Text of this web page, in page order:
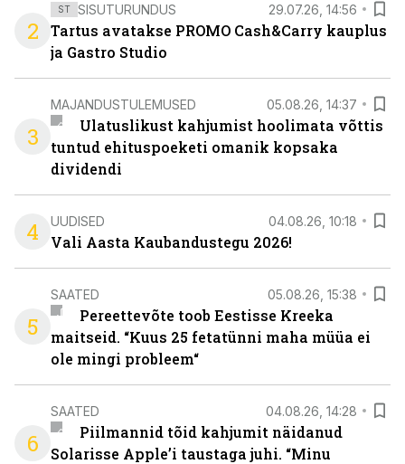
2
ST SISUTURUNDUS 29.07.26, 14:56
Tartus avatakse PROMO Cash&Carry kauplus
ja Gastro Studio
3
MAJANDUSTULEMUSED 05.08.26, 14:37
Ulatuslikust kahjumist hoolimata võttis
tuntud ehituspoeketi omanik kopsaka
dividendi
4 UUDISED 04.08.26, 10:18
Vali Aasta Kaubandustegu 2026!
5
SAATED 05.08.26, 15:38
Pereettevõte toob Eestisse Kreeka
maitseid. “Kuus 25 fetatünni maha müüa ei
ole mingi probleem“
6
SAATED 04.08.26, 14:28
Piilmannid tõid kahjumit näidanud
Solarisse Apple’i taustaga juhi. “Minu